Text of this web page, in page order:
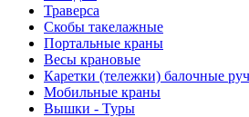
Траверса
Скобы такелажные
Портальные краны
Весы крановые
Каретки (тележки) балочные
Мобильные краны
Вышки - Туры